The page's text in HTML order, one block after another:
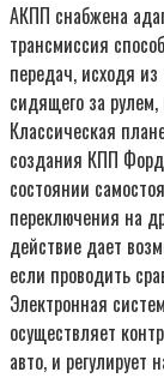
АКПП снабжена
трансмиссия
передач, исходя
сидящего за
Классическая
создания КПП
состоянии
переключения на
действие дает
если проводить
Электронная
осуществляет
авто, и регулирует